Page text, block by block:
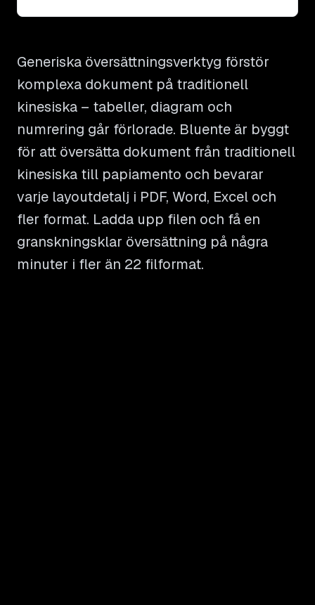
Generiska översättningsverktyg förstör
komplexa dokument på traditionell
kinesiska – tabeller, diagram och
numrering går förlorade. Bluente är byggt
för att översätta dokument från traditionell
kinesiska till papiamento och bevarar
varje layoutdetalj i PDF, Word, Excel och
fler format. Ladda upp filen och få en
granskningsklar översättning på några
minuter i fler än 22 filformat.